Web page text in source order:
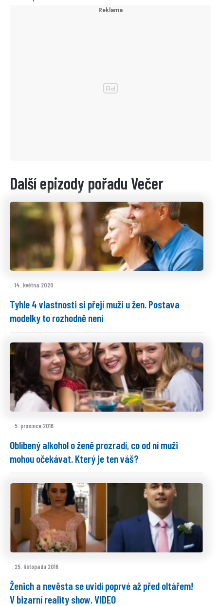
Další epizody pořadu Večer
14. května 2020
Tyhle 4 vlastnosti si přejí muži u žen. Postava
modelky to rozhodně není
5. prosince 2016
Oblíbený alkohol o ženě prozradí, co od ní muži
mohou očekávat. Který je ten váš?
25. listopadu 2016
Ženich a nevěsta se uvidí poprvé až před oltářem!
V bizarní reality show. VIDEO